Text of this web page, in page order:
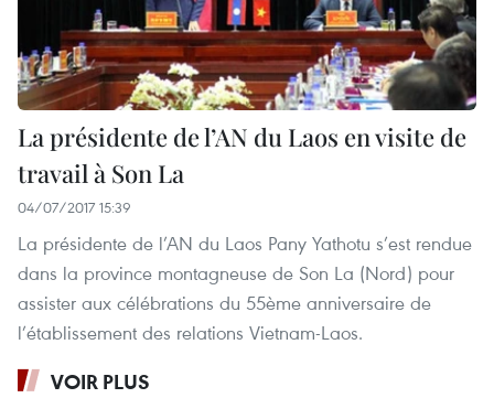
La présidente de l’AN du Laos en visite de
travail à Son La
04/07/2017 15:39
La présidente de l’AN du Laos Pany Yathotu s’est rendue
dans la province montagneuse de Son La (Nord) pour
assister aux célébrations du 55ème anniversaire de
l’établissement des relations Vietnam-Laos.
VOIR PLUS